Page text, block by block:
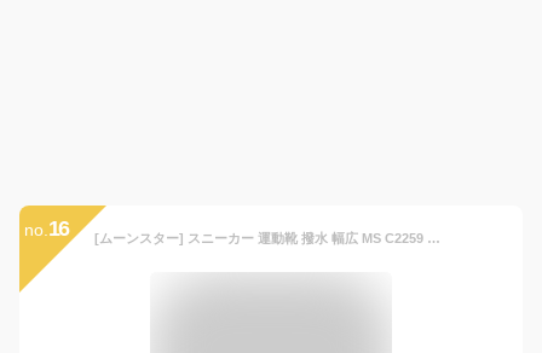
no. 16 [ムーンスター] スニーカー 運動靴 撥水 幅広 MS C2259 キッズ ブラック 15.0 cm 3E